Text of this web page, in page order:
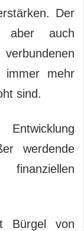
Der
aber auch
immer mehr
sind.
Entwicklung
werdende
Bürgel von